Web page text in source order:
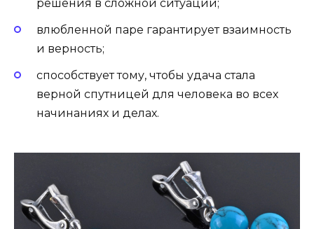
решения в сложной ситуации;
влюбленной паре гарантирует взаимность
и верность;
способствует тому, чтобы удача стала
верной спутницей для человека во всех
начинаниях и делах.